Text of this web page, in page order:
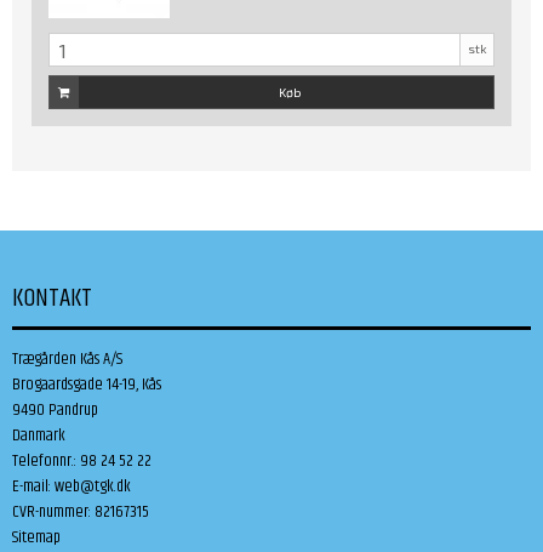
stk
Køb
KONTAKT
Trægården Kås A/S
Brogaardsgade 14-19, Kås
9490 Pandrup
Danmark
Telefonnr.: 98 24 52 22
E-mail:web@tgk.dk
CVR-nummer: 82167315
Sitemap